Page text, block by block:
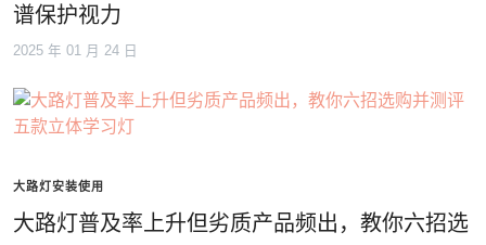
谱保护视力
2025 年 01 月 24 日
大路灯安装使用
大路灯普及率上升但劣质产品频出，教你六招选